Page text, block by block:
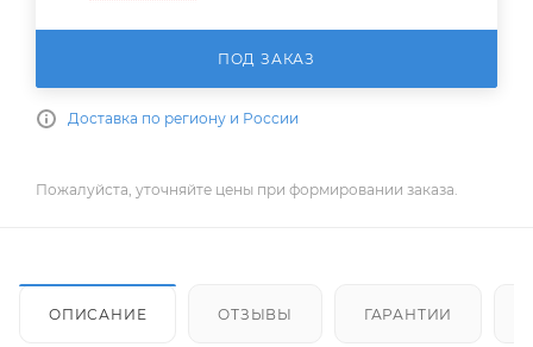
ПОД ЗАКАЗ
Доставка по региону и России
Пожалуйста, уточняйте цены при формировании заказа.
ОПИСАНИЕ ОТЗЫВЫ ГАРАНТИИ